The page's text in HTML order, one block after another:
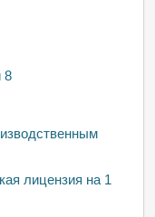
8
лицензия на 1